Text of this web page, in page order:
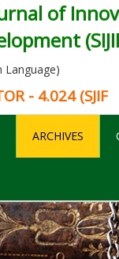
of
Language)
- 4.024 (SJIF
ARCHIVES